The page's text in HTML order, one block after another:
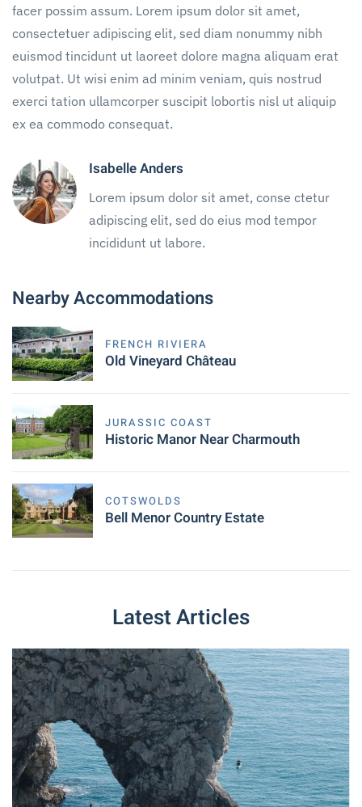
facer possim assum. Lorem ipsum dolor sit amet,
consectetuer adipiscing elit, sed diam nonummy nibh
euismod tincidunt ut laoreet dolore magna aliquam erat
volutpat. Ut wisi enim ad minim veniam, quis nostrud
exerci tation ullamcorper suscipit lobortis nisl ut aliquip
ex ea commodo consequat.
Isabelle Anders
Lorem ipsum dolor sit amet, conse ctetur
adipiscing elit, sed do eius mod tempor
incididunt ut labore.
Nearby Accommodations
FRENCH RIVIERA
Old Vineyard Château
JURASSIC COAST
Historic Manor Near Charmouth
COTSWOLDS
Bell Menor Country Estate
Latest Articles